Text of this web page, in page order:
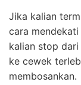
Jika kalian
cara
kalian stop
ke cewek
membosankan.